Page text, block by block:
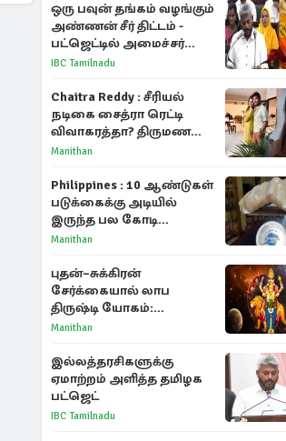
ஒரு பவுன் தங்கம் வழங்கும்
அண்ணன் சீர் திட்டம் -
பட்ஜெட்டில் அமைச்சர்
மரிய வில்சன் அறிவிப்பு!
IBC Tamilnadu
Chaitra Reddy : சீரியல்
நடிகை சைத்ரா ரெட்டி
விவாகரத்தா? திருமண
புகைப்படங்களை நீக்கம்
Manithan
Philippines : 10 ஆண்டுகள்
படுக்கைக்கு அடியில்
இருந்த பல கோடி
மதிப்புள்ள அரிய முத்து!
Manithan
புதன்–சுக்கிரன்
சேர்க்கையால் லாப
திருஷ்டி யோகம்:
அதிர்ஷ்டம் பெறும் டாப் 3
Manithan
இல்லத்தரசிகளுக்கு
ஏமாற்றம் அளித்த தமிழக
பட்ஜெட்
IBC Tamilnadu